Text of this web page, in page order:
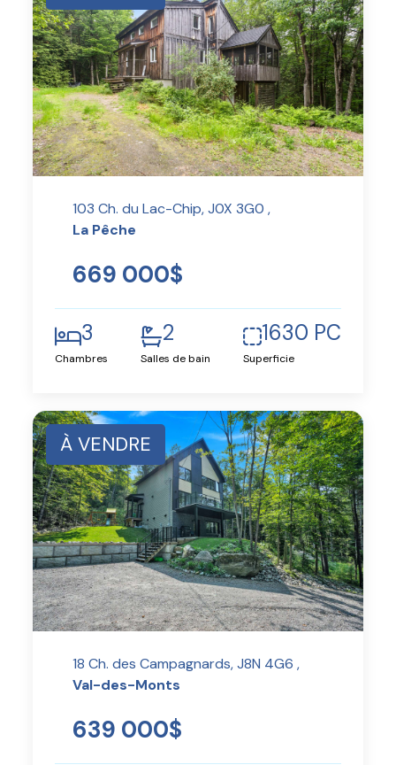
103 Ch. du Lac-Chip, J0X 3G0 ,
La Pêche
669 000$
3
Chambres
2
Salles de bain
1630 PC
Superficie
À VENDRE
18 Ch. des Campagnards, J8N 4G6 ,
Val-des-Monts
639 000$